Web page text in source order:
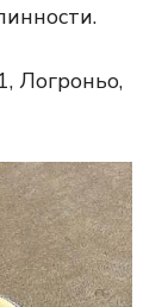
Логроньо,